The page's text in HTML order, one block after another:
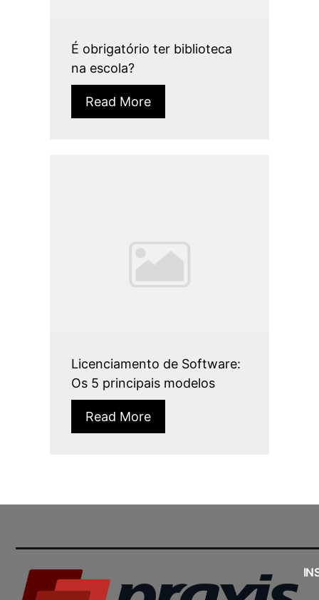
É obrigatório ter biblioteca
na escola?
Read More
Licenciamento de Software:
Os 5 principais modelos
Read More